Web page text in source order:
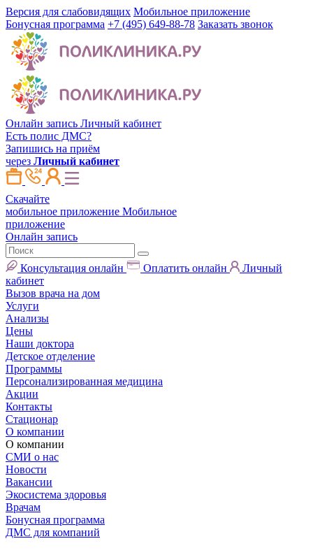
Версия для слабовидящих Мобильное приложение
Бонусная программа +7 (495) 649-88-78 Заказать звонок
Онлайн запись Личный кабинет
Есть полис ДМС?
Запишись на приём
через Личный кабинет
Скачайте
мобильное приложение Мобильное
приложение
Онлайн запись
Консультация онлайн Оплатить онлайн
Личный
кабинет
Вызов врача на дом
Услуги
Анализы
Цены
Наши доктора
Детское отделение
Программы
Персонализированная медицина
Акции
Контакты
Стационар
О компании
О компании
СМИ о нас
Новости
Вакансии
Экосистема здоровья
Врачам
Бонусная программа
ДМС для компаний